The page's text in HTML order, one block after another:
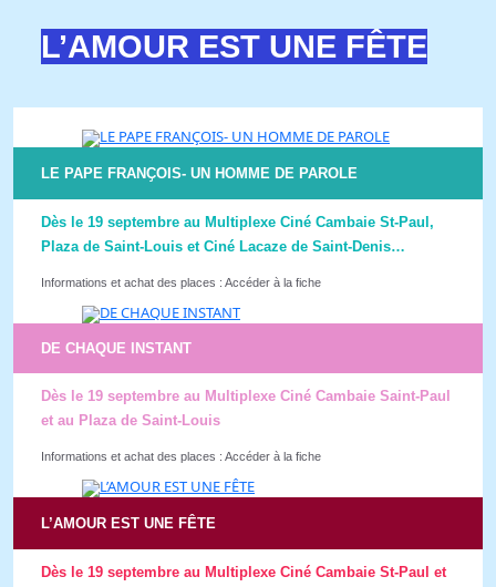
L’AMOUR EST UNE FÊTE
LE PAPE FRANҪOIS- UN HOMME DE PAROLE
Dès le 19 septembre au Multiplexe Ciné Cambaie St-Paul,
Plaza de Saint-Louis et Ciné Lacaze de Saint-Denis…
Informations et achat des places : Accéder à la fiche
DE CHAQUE INSTANT
Dès le 19 septembre au Multiplexe Ciné Cambaie Saint-Paul
et au Plaza de Saint-Louis
Informations et achat des places : Accéder à la fiche
L’AMOUR EST UNE FÊTE
Dès le 19 septembre au Multiplexe Ciné Cambaie St-Paul et